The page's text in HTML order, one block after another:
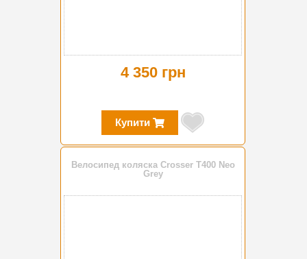
4 350 грн
Купити
Велосипед коляска Crosser T400 Neo
Grey